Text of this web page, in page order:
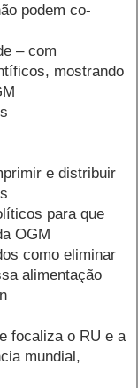
podem co-
– com
mostrando
e distribuir
para que
OGM
como eliminar
alimentação
focaliza o RU e a
mundial,